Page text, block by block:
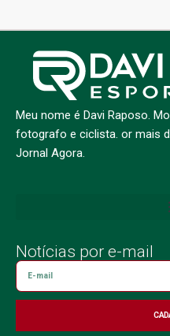
Meu nome é Davi Raposo.
fotografo e ciclista. or mais
Jornal Agora.
Notícias por e-mail